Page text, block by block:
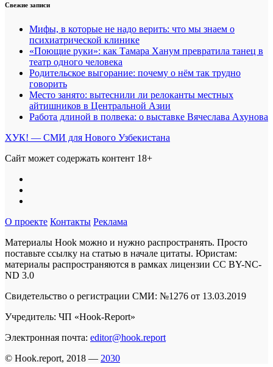
Свежие записи
Мифы, в которые не надо верить: что мы знаем о
психиатрической клинике
«Поющие руки»: как Тамара Ханум превратила танец в
театр одного человека
Родительское выгорание: почему о нём так трудно
говорить
Место занято: вытеснили ли релоканты местных
айтишников в Центральной Азии
Работа длиной в полвека: о выставке Вячеслава Ахунова
ХУК! — СМИ для Нового Узбекистана
Сайт может содержать контент 18+
О проекте Контакты Реклама
Материалы Hook можно и нужно распространять. Просто
поставьте ссылку на статью в начале цитаты. Юристам:
материалы распространяются в рамках лицензии CC BY-NC-
ND 3.0
Свидетельство о регистрации СМИ: №1276 от 13.03.2019
Учредитель: ЧП «Hook-Report»
Электронная почта: editor@hook.report
© Hook.report, 2018 — 2030